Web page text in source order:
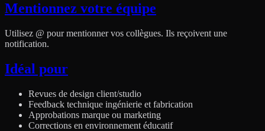
Mentionnez votre équipe
Utilisez @ pour mentionner vos collègues. Ils reçoivent une
notification.
Idéal pour
Revues de design client/studio
Feedback technique ingénierie et fabrication
Approbations marque ou marketing
Corrections en environnement éducatif